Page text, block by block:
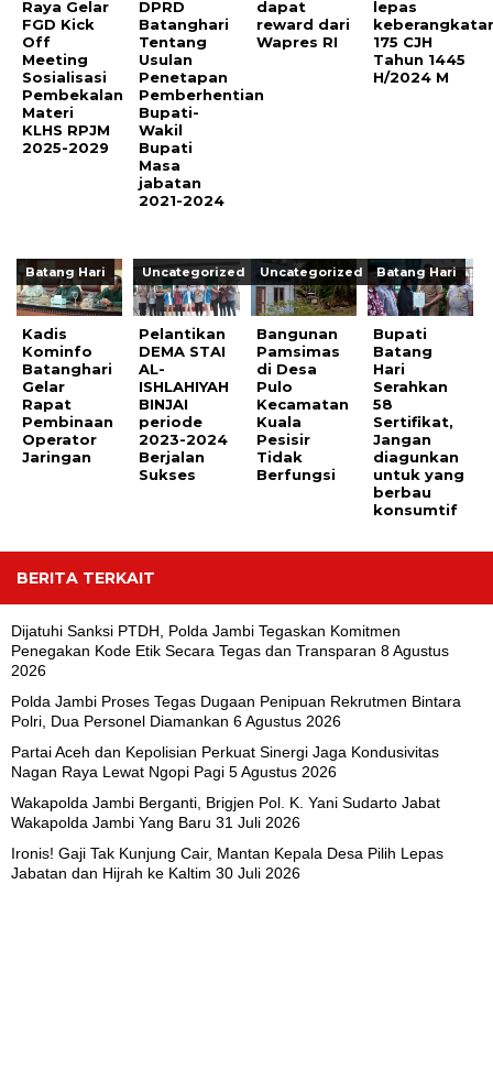
Raya Gelar
FGD Kick
Off
Meeting
Sosialisasi
Pembekalan
Materi
KLHS RPJM
2025-2029
DPRD
Batanghari
Tentang
Usulan
Penetapan
Pemberhentian
Bupati-
Wakil
Bupati
Masa
jabatan
2021-2024
dapat
reward dari
Wapres RI
lepas
175 CJH
Tahun 1445
H/2024 M
Batang Hari
Kadis
Kominfo
Batanghari
Gelar
Rapat
Pembinaan
Operator
Jaringan
Uncategorized
Pelantikan
DEMA STAI
AL-
ISHLAHIYAH
BINJAI
periode
2023-2024
Berjalan
Sukses
Uncategorized
Bangunan
Pamsimas
di Desa
Pulo
Kecamatan
Kuala
Pesisir
Tidak
Berfungsi
Batang Hari
Bupati
Batang
Hari
Serahkan
58
Sertifikat,
Jangan
diagunkan
untuk yang
berbau
konsumtif
BERITA TERKAIT
Dijatuhi Sanksi PTDH, Polda Jambi Tegaskan Komitmen
Penegakan Kode Etik Secara Tegas dan Transparan 8 Agustus
2026
Polda Jambi Proses Tegas Dugaan Penipuan Rekrutmen Bintara
Polri, Dua Personel Diamankan 6 Agustus 2026
Partai Aceh dan Kepolisian Perkuat Sinergi Jaga Kondusivitas
Nagan Raya Lewat Ngopi Pagi 5 Agustus 2026
Wakapolda Jambi Berganti, Brigjen Pol. K. Yani Sudarto Jabat
Wakapolda Jambi Yang Baru 31 Juli 2026
Ironis! Gaji Tak Kunjung Cair, Mantan Kepala Desa Pilih Lepas
Jabatan dan Hijrah ke Kaltim 30 Juli 2026